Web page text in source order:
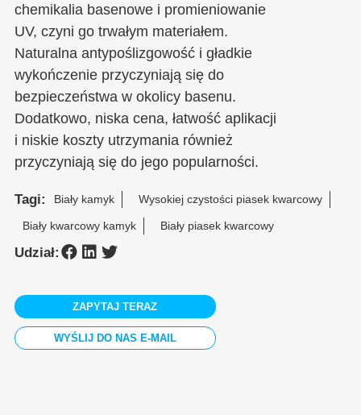
chemikalia basenowe i promieniowanie
UV, czyni go trwałym materiałem.
Naturalna antypoślizgowość i gładkie
wykończenie przyczyniają się do
bezpieczeństwa w okolicy basenu.
Dodatkowo, niska cena, łatwość aplikacji
i niskie koszty utrzymania również
przyczyniają się do jego popularności.
Tagi: Biały kamyk Wysokiej czystości piasek kwarcowy
Biały kwarcowy kamyk Biały piasek kwarcowy
Udział:
ZAPYTAJ TERAZ
WYŚLIJ DO NAS E-MAIL